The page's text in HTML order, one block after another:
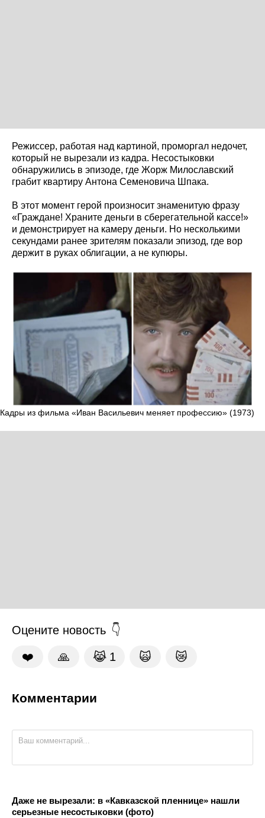
Режиссер, работая над картиной, проморгал недочет,
который не вырезали из кадра. Несостыковки
обнаружились в эпизоде, где Жорж Милославский
грабит квартиру Антона Семеновича Шпака.
В этот момент герой произносит знаменитую фразу
«Граждане! Храните деньги в сберегательной кассе!»
и демонстрирует на камеру деньги. Но несколькими
секундами ранее зрителям показали эпизод, где вор
держит в руках облигации, а не купюры.
Кадры из фильма «Иван Васильевич меняет профессию» (1973)
Оцените новость
❤️ 🙏 😹 1 🙀 😿
Комментарии
Даже не вырезали: в «Кавказской пленнице» нашли
серьезные несостыковки (фото)